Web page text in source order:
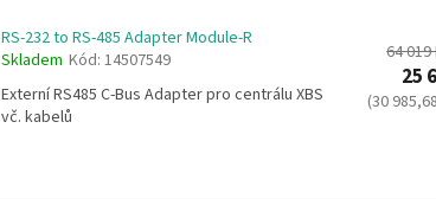
RS-232 to RS-485 Adapter Module-R
Skladem Kód: 14507549
Externí RS485 C-Bus Adapter pro centrálu XBS
vč. kabelů
64 019
25
(30